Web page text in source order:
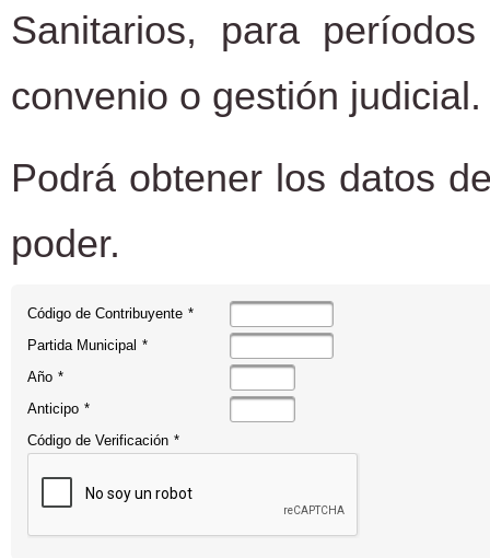
Sanitarios, para
convenio o gestión judicial.
Podrá obtener los datos
poder.
Código de Contribuyente *
Partida Municipal *
Año *
Anticipo *
Código de Verificación *